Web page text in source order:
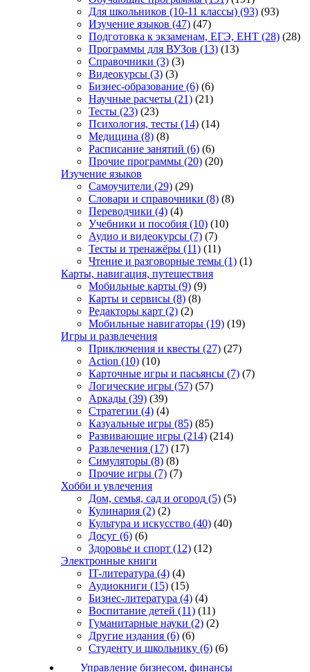
Для школьников (10-11 классы) (93) (93)
Изучение языков (47) (47)
Подготовка к экзаменам, ЕГЭ, ЕНТ (28) (28)
Программы для ВУЗов (13) (13)
Справочники (3) (3)
Видеокурсы (3) (3)
Бизнес-образование (6) (6)
Научные расчеты (21) (21)
Тесты (23) (23)
Психология, тесты (14) (14)
Медицина (8) (8)
Расписание занятий (6) (6)
Прочие программы (20) (20)
Изучение языков
Самоучители (29) (29)
Словари и справочники (8) (8)
Переводчики (4) (4)
Учебники и пособия (10) (10)
Аудио и видеокурсы (7) (7)
Тесты и тренажёры (11) (11)
Чтение и разговорные темы (1) (1)
Карты, навигация, путешествия
Мобильные карты (9) (9)
Карты и сервисы (8) (8)
Редакторы карт (2) (2)
Мобильные навигаторы (19) (19)
Игры и развлечения
Приключения и квесты (27) (27)
Action (10) (10)
Карточные игры и пасьянсы (7) (7)
Логические игры (57) (57)
Аркады (39) (39)
Стратегии (4) (4)
Казуальные игры (85) (85)
Развивающие игры (214) (214)
Развлечения (17) (17)
Симуляторы (8) (8)
Прочие игры (7) (7)
Хобби и увлечения
Дом, семья, сад и огород (5) (5)
Кулинария (2) (2)
Культура и искусство (40) (40)
Досуг (6) (6)
Здоровье и спорт (12) (12)
Электронные книги
IT-литература (4) (4)
Аудиокниги (15) (15)
Бизнес-литература (4) (4)
Воспитание детей (11) (11)
Гуманитарные науки (2) (2)
Другие издания (6) (6)
Студенту и школьнику (6) (6)
Управление бизнесом, финансы